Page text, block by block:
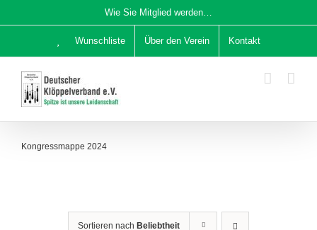
Inhalt
Wie Sie Mitglied werden…
Wunschliste Über den Verein Kontakt
Kongressmappe 2024
Sortieren nach Beliebtheit